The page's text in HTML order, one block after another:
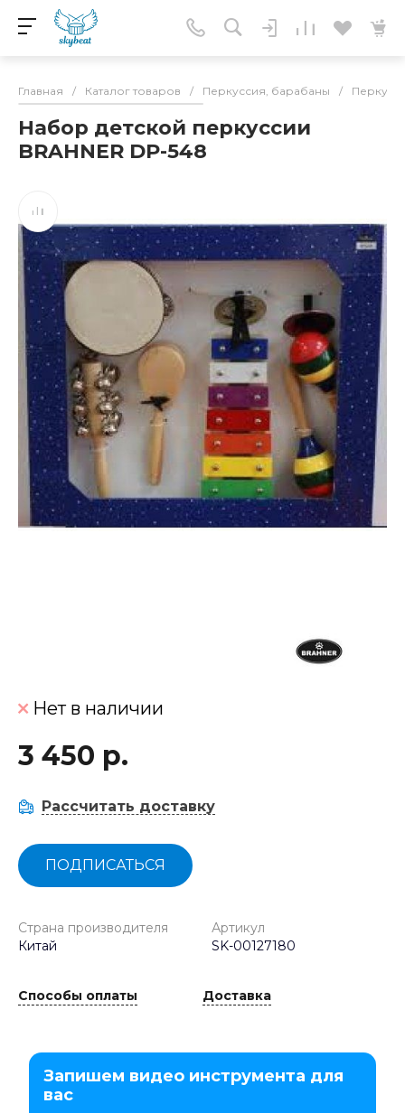
Главная / Каталог товаров / Перкуссия, барабаны /
Набор детской перкуссии
BRAHNER DP-548
Нет в наличии
3 450 р.
Рассчитать доставку
ПОДПИСАТЬСЯ
Страна производителя
Китай
Артикул
SK-00127180
Способы оплаты Доставка
Запишем видео инструмента для
вас